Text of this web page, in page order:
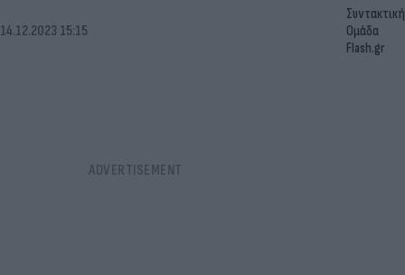
14.12.2023 15:15
Συντακτική
Ομάδα
Flash.gr